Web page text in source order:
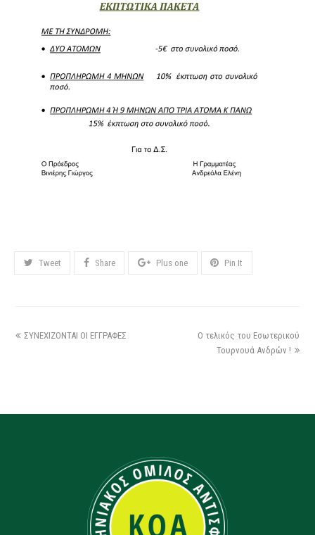
Tweet Share Plus one Pin It
ΣΥΝΕΧΙΖΟΝΤΑΙ ΟΙ ΕΓΓΡΑΦΕΣ
Ο τελικός του Εσωτερικού
Τουρνουά Ανδρών !